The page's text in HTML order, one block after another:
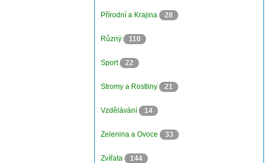
Přírodní a Krajina 28
Různý 110
Sport 22
Stromy a Rostliny 21
Vzdělávání 14
Zelenina a Ovoce 33
Zvířata 144